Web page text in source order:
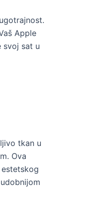
Apple
svoj sat u
tkan u
Ova